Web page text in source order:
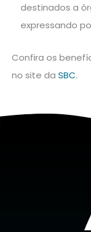
destinados a
expressando
Confira os
no site da SBC.